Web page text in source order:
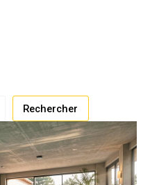
Rechercher